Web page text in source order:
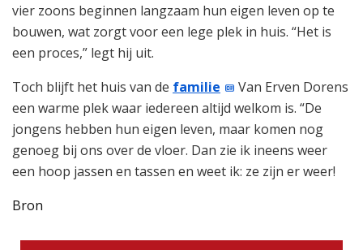
vier zoons beginnen langzaam hun eigen leven op te
bouwen, wat zorgt voor een lege plek in huis. “Het is
een proces,” legt hij uit.
Toch blijft het huis van de familie
Van Erven Dorens
een warme plek waar iedereen altijd welkom is. “De
jongens hebben hun eigen leven, maar komen nog
genoeg bij ons over de vloer. Dan zie ik ineens weer
een hoop jassen en tassen en weet ik: ze zijn er weer!
Bron